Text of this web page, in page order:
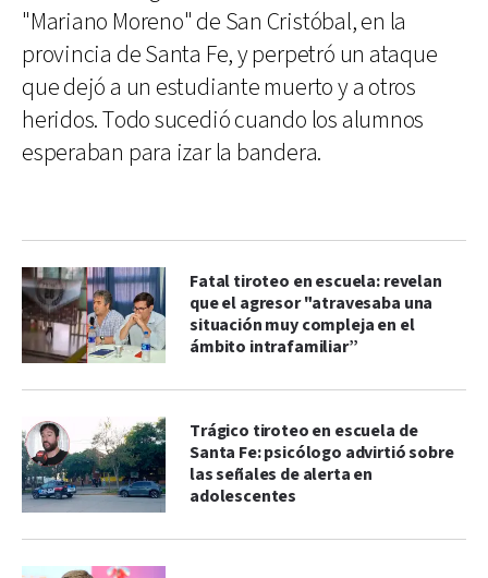
"Mariano Moreno" de San Cristóbal, en la
provincia de Santa Fe, y perpetró un ataque
que dejó a un estudiante muerto y a otros
heridos. Todo sucedió cuando los alumnos
esperaban para izar la bandera.
Fatal tiroteo en escuela: revelan
que el agresor "atravesaba una
situación muy compleja en el
ámbito intrafamiliar”
Trágico tiroteo en escuela de
Santa Fe: psicólogo advirtió sobre
las señales de alerta en
adolescentes